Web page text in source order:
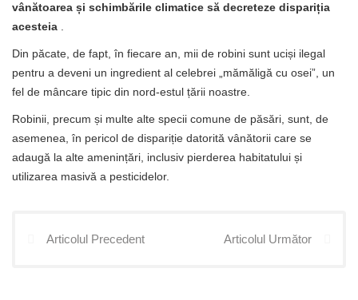
vânătoarea și schimbările climatice să decreteze dispariția
acesteia
Din păcate, de fapt, în fiecare an, mii de robini sunt uciși ilegal
pentru a deveni un ingredient al celebrei „mămăligă cu osei”, un
fel de mâncare tipic din nord-estul țării noastre.
Robinii, precum și multe alte specii comune de păsări, sunt, de
asemenea, în pericol de dispariție datorită vânătorii care se
adaugă la alte amenințări, inclusiv pierderea habitatului și
utilizarea masivă a pesticidelor.
Articolul Precedent Articolul Următor